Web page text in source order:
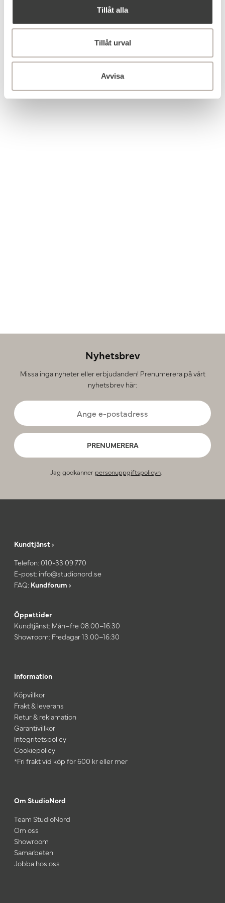
Tillåt alla
Tillåt urval
Avvisa
Nyhetsbrev
Missa inga nyheter eller erbjudanden! Prenumerera på vårt
nyhetsbrev här:
PRENUMERERA
Jag godkänner personuppgiftspolicyn.
Kundtjänst ›
Telefon: 010-33 09 770
E-post: info@studionord.se
FAQ: Kundforum ›
Öppettider
Kundtjänst: Mån–fre 08.00–16:30
Showroom: Fredagar 13.00–16:30
Information
Köpvillkor
Frakt & leverans
Retur & reklamation
Garantivillkor
Integritetspolicy
Cookiepolicy
*Fri frakt vid köp för 600 kr eller mer
Om StudioNord
Team StudioNord
Om oss
Showroom
Samarbeten
Jobba hos oss